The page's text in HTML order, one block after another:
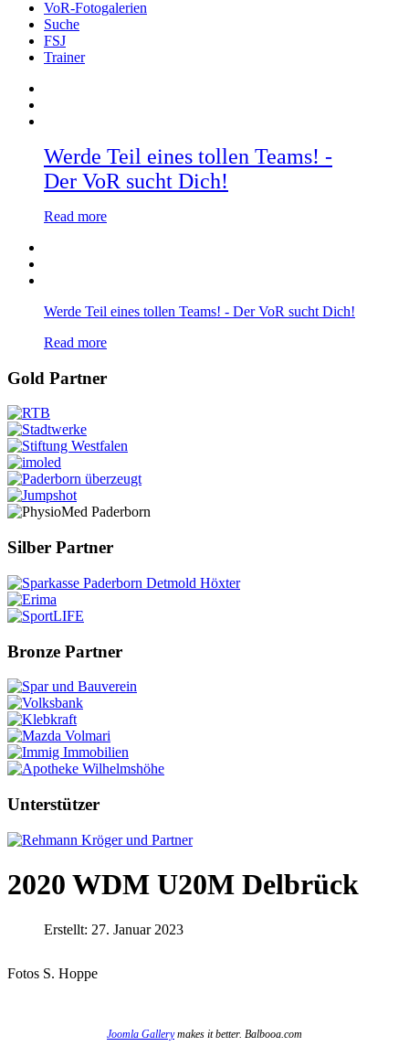
VoR-Fotogalerien
Suche
FSJ
Trainer
Werde Teil eines tollen Teams! -
Der VoR sucht Dich!
Read more
Werde Teil eines tollen Teams! - Der VoR sucht Dich!
Read more
Gold Partner
Silber Partner
Bronze Partner
Unterstützer
2020 WDM U20M Delbrück
Erstellt: 27. Januar 2023
Fotos S. Hoppe
Joomla Gallerymakes it better. Balbooa.com